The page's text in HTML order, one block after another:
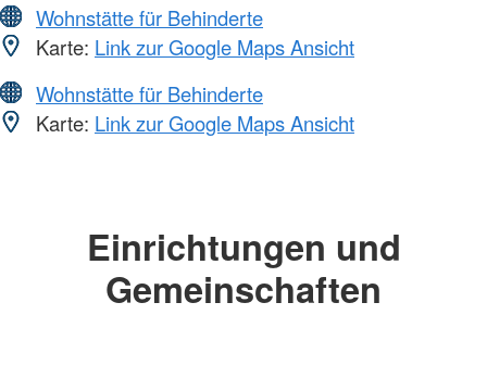
Wohnstätte für Behinderte
Karte: Link zur Google Maps Ansicht
Wohnstätte für Behinderte
Karte: Link zur Google Maps Ansicht
Einrichtungen und
Gemeinschaften